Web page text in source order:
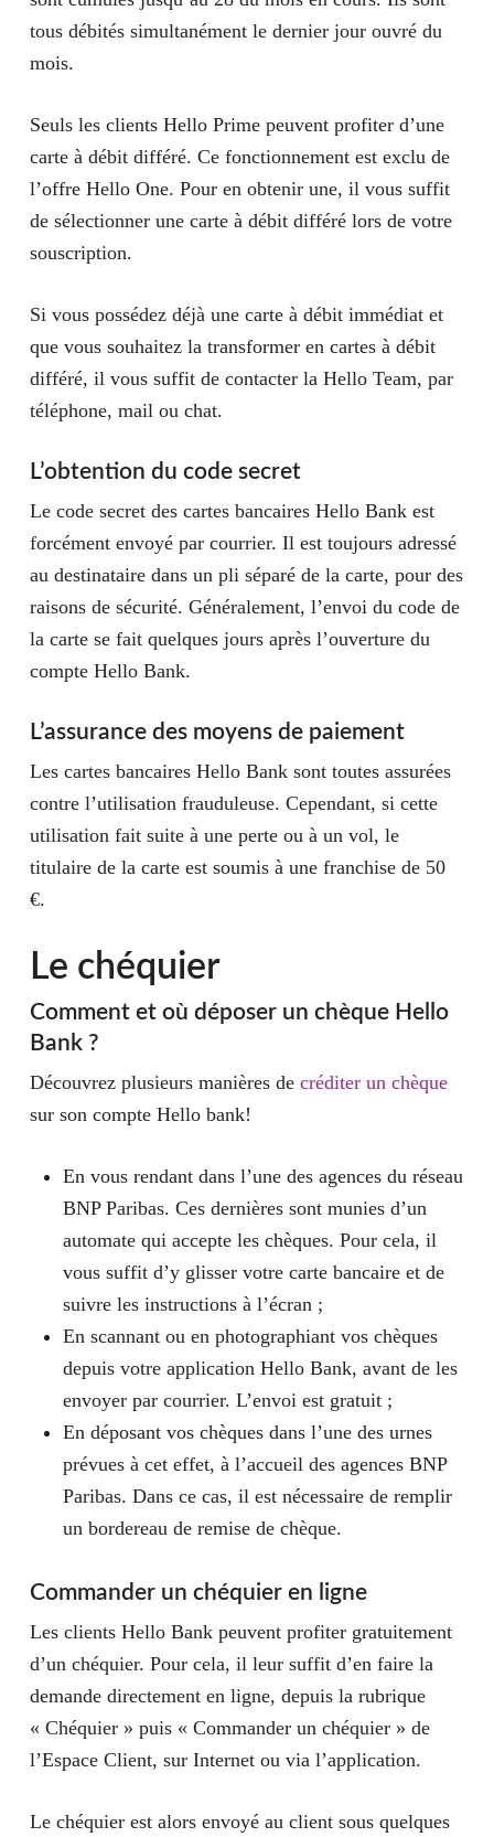
tous débités simultanément le dernier jour ouvré du
mois.
Seuls les clients Hello Prime peuvent profiter d’une
carte à débit différé. Ce fonctionnement est exclu de
l’offre Hello One. Pour en obtenir une, il vous suffit
de sélectionner une carte à débit différé lors de votre
souscription.
Si vous possédez déjà une carte à débit immédiat et
que vous souhaitez la transformer en cartes à débit
différé, il vous suffit de contacter la Hello Team, par
téléphone, mail ou chat.
L’obtention du code secret
Le code secret des cartes bancaires Hello Bank est
forcément envoyé par courrier. Il est toujours adressé
au destinataire dans un pli séparé de la carte, pour des
raisons de sécurité. Généralement, l’envoi du code de
la carte se fait quelques jours après l’ouverture du
compte Hello Bank.
L’assurance des moyens de paiement
Les cartes bancaires Hello Bank sont toutes assurées
contre l’utilisation frauduleuse. Cependant, si cette
utilisation fait suite à une perte ou à un vol, le
titulaire de la carte est soumis à une franchise de 50
€.
Le chéquier
Comment et où déposer un chèque Hello
Bank ?
Découvrez plusieurs manières de créditer un chèque
sur son compte Hello bank!
En vous rendant dans l’une des agences du réseau
BNP Paribas. Ces dernières sont munies d’un
automate qui accepte les chèques. Pour cela, il
vous suffit d’y glisser votre carte bancaire et de
suivre les instructions à l’écran ;
En scannant ou en photographiant vos chèques
depuis votre application Hello Bank, avant de les
envoyer par courrier. L’envoi est gratuit ;
En déposant vos chèques dans l’une des urnes
prévues à cet effet, à l’accueil des agences BNP
Paribas. Dans ce cas, il est nécessaire de remplir
un bordereau de remise de chèque.
Commander un chéquier en ligne
Les clients Hello Bank peuvent profiter gratuitement
d’un chéquier. Pour cela, il leur suffit d’en faire la
demande directement en ligne, depuis la rubrique
« Chéquier » puis « Commander un chéquier » de
l’Espace Client, sur Internet ou via l’application.
Le chéquier est alors envoyé au client sous quelques